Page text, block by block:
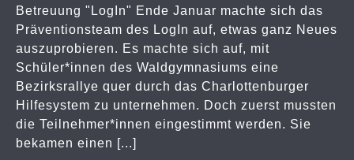
Betreuung "LogIn" Ende Januar machte sich das
Präventionsteam des LogIn auf, etwas ganz Neues
auszuprobieren. Es machte sich auf, mit
Schüler*innen des Waldgymnasiums eine
Bezirksrallye quer durch das Charlottenburger
Hilfesystem zu unternehmen. Doch zuerst mussten
die Teilnehmer*innen eingestimmt werden. Sie
bekamen einen [...]